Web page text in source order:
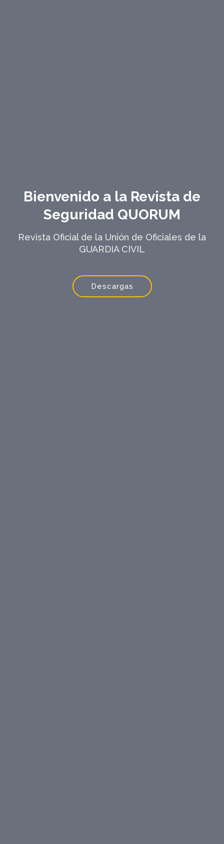
Bienvenido a la Revista de
Seguridad QUORUM
Revista Oficial de la Unión de Oficiales de la
GUARDIA CIVIL
Descargas